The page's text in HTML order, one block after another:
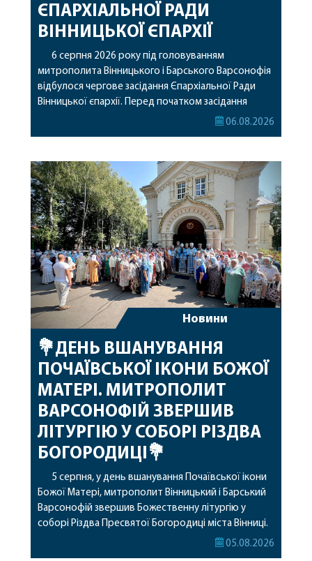
ЄПАРХІАЛЬНОЇ РАДИ
ВІННИЦЬКОЇ ЄПАРХІЇ
6 серпня 2026 року під головуванням
митрополита Вінницького і Барського Варсонофія
відбулося чергове засідання Єпархіальної Ради
Вінницької єпархії. Перед початком засідання
секретар Єпархіальної Ради від імені членів Ради
побажавши йому міцного здоров’я, Божої
допомоги, миру, духовної радості та
благословенних успіхів у подальшому
архіпастирському служінні. […]
06.08.2026
Новини
💐ДЕНЬ ВШАНУВАННЯ
ПОЧАЇВСЬКОЇ ІКОНИ БОЖОЇ
МАТЕРІ. МИТРОПОЛИТ
ВАРСОНОФІЙ ЗВЕРШИВ
ЛІТУРГІЮ У СОБОРІ РІЗДВА
БОГОРОДИЦІ💐
5 серпня, у день вшанування Почаївської ікони
Божої Матері, митрополит Вінницький і Барський
Варсонофій звершив Божественну літургію у
соборі Різдва Пресвятої Богородиці міста Вінниці.
Його Високопреосвященству співслужили05.08.2026